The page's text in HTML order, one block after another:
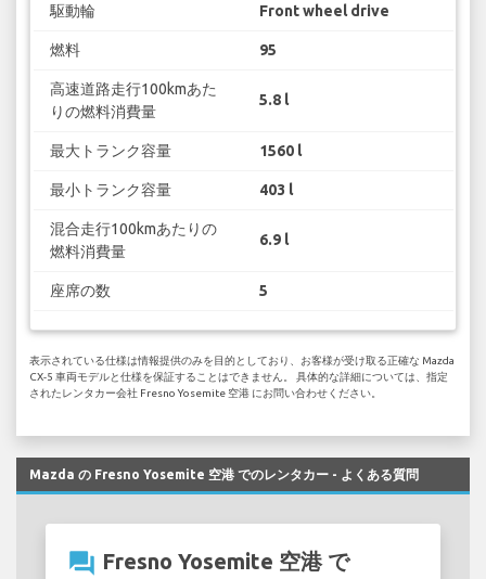
駆動輪 Front wheel drive
燃料 95
高速道路走行100kmあた
りの燃料消費量
5.8 l
最大トランク容量 1560 l
最小トランク容量 403 l
混合走行100kmあたりの
燃料消費量
6.9 l
座席の数 5
表示されている仕様は情報提供のみを目的としており、お客様が受け取る正確な Mazda
CX-5 車両モデルと仕様を保証することはできません。 具体的な詳細については、指定
されたレンタカー会社 Fresno Yosemite 空港 にお問い合わせください。
Mazda の Fresno Yosemite 空港 でのレンタカー - よくある質問
question_answer Fresno Yosemite 空港 で